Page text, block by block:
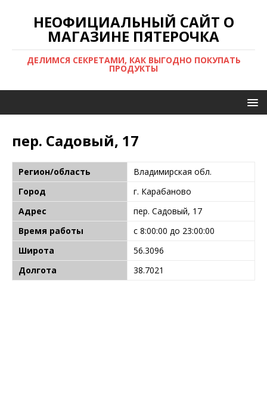
НЕОФИЦИАЛЬНЫЙ САЙТ О
МАГАЗИНЕ ПЯТЕРОЧКА
ДЕЛИМСЯ СЕКРЕТАМИ, КАК ВЫГОДНО ПОКУПАТЬ
ПРОДУКТЫ
пер. Садовый, 17
Регион/область
Владимирская обл.
Город
г. Карабаново
Адрес
пер. Садовый, 17
Время работы
с 8:00:00 до 23:00:00
Широта
56.3096
Долгота
38.7021